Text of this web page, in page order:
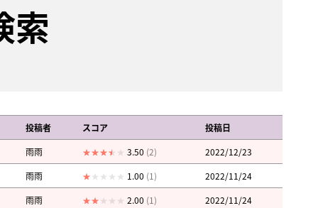
索
投稿者 スコア
投稿日
雨雨 3.50 (2)
2022/12/23
雨雨 1.00 (1)
2022/11/24
雨雨 2.00 (1) 2022/11/24